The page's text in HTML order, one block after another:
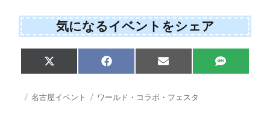
気になるイベントをシェア
Share
on
X
(
w
i
Share
on
F
a
e
b
Share
on
E
m
i
l
Share
on
S
M
投 カ
名古屋イベント
タ
ワールド・コラボ・フェスタ